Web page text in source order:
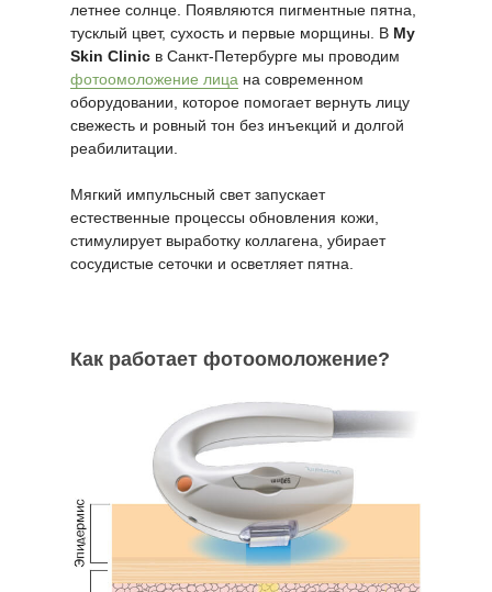
летнее солнце. Появляются пигментные пятна,
тусклый цвет, сухость и первые морщины. В My
Skin Clinic в Санкт-Петербурге мы проводим
фотоомоложение лица на современном
оборудовании, которое помогает вернуть лицу
свежесть и ровный тон без инъекций и долгой
реабилитации.
Мягкий импульсный свет запускает
естественные процессы обновления кожи,
стимулирует выработку коллагена, убирает
сосудистые сеточки и осветляет пятна.
Как работает фотоомоложение?